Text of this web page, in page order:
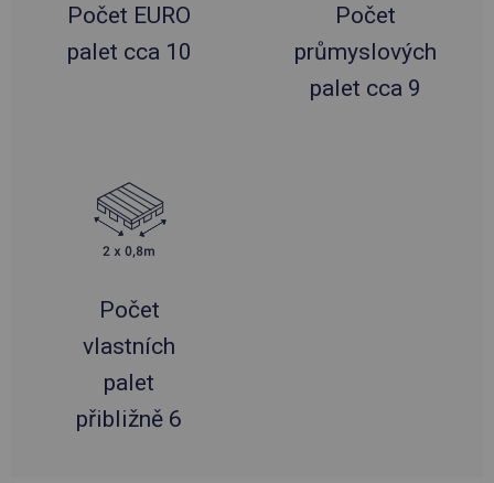
Počet EURO
palet cca 10
Počet
průmyslových
palet cca 9
Počet
vlastních
palet
přibližně 6